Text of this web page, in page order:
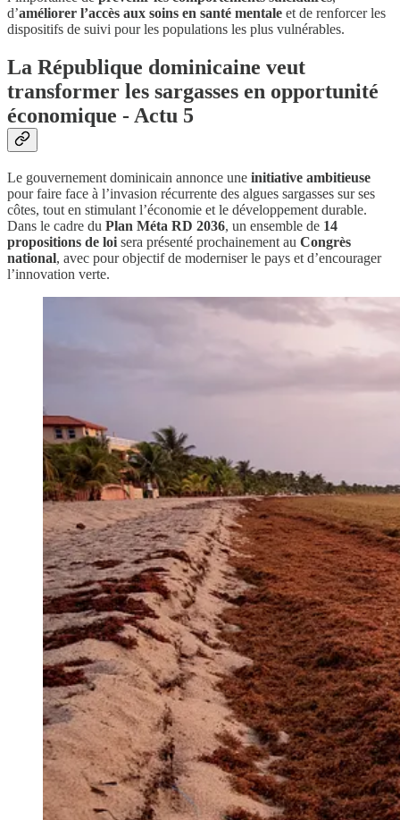
d’améliorer l’accès aux soins en santé mentale et de renforcer les
dispositifs de suivi pour les populations les plus vulnérables.
La République dominicaine veut
transformer les sargasses en opportunité
économique - Actu 5
Le gouvernement dominicain annonce une initiative ambitieuse
pour faire face à l’invasion récurrente des algues sargasses sur ses
côtes, tout en stimulant l’économie et le développement durable.
Dans le cadre du Plan Méta RD 2036, un ensemble de 14
propositions de loi sera présenté prochainement au Congrès
national, avec pour objectif de moderniser le pays et d’encourager
l’innovation verte.